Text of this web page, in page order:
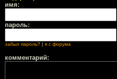
имя:
пароль:
забыл пароль? | я с форума
комментарий: